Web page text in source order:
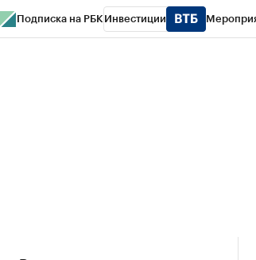
Подписка на РБК Инвестиции